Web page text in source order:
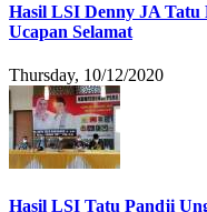
Hasil LSI Denny JA
Ucapan Selamat
Thursday, 10/12/2020
Hasil LSI Tatu Pandji